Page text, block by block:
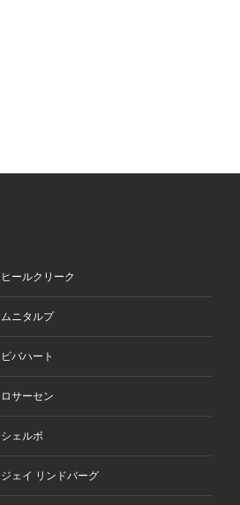
ヒールクリーク
ムニタルプ
ビバハート
ロサーセン
シェルボ
ジェイ リンドバーグ